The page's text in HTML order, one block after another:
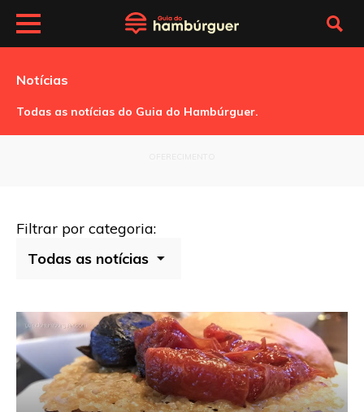
Notícias
Todas as notícias do Guia do Hambúrguer.
Filtrar por categoria: